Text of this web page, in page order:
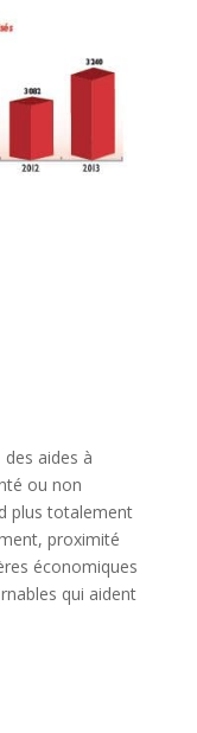
aides à
ou non
plus totalement
proximité
économiques
qui aident